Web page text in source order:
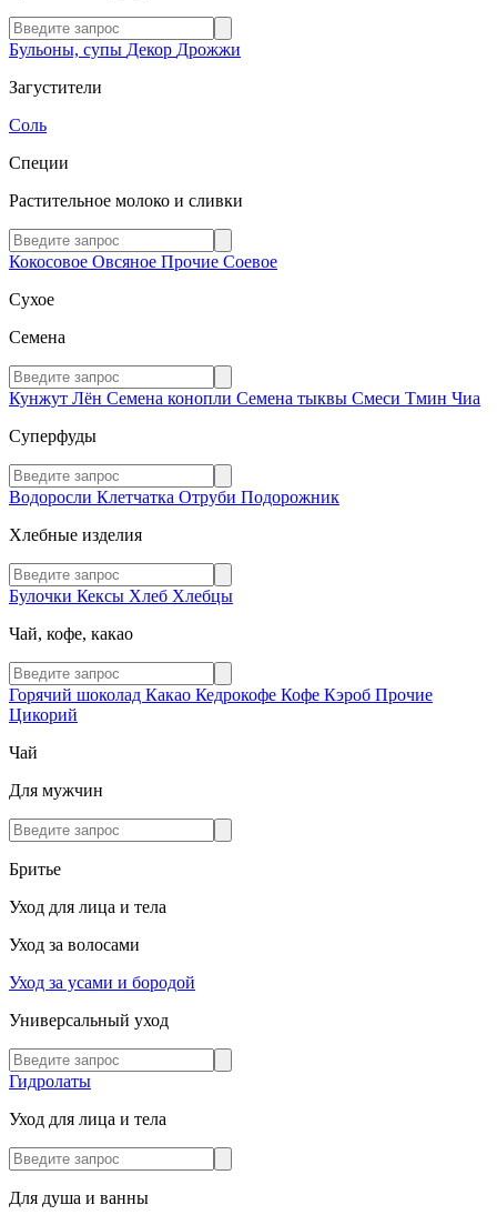
Бульоны, супы Декор Дрожжи
Загустители
Соль
Специи
Растительное молоко и сливки
Кокосовое Овсяное Прочие Соевое
Сухое
Семена
Кунжут Лён Семена конопли Семена тыквы Смеси Тмин Чиа
Суперфуды
Водоросли Клетчатка Отруби Подорожник
Хлебные изделия
Булочки Кексы Хлеб Хлебцы
Чай, кофе, какао
Горячий шоколад Какао Кедрокофе Кофе Кэроб Прочие
Цикорий
Чай
Для мужчин
Бритье
Уход для лица и тела
Уход за волосами
Уход за усами и бородой
Универсальный уход
Гидролаты
Уход для лица и тела
Для душа и ванны